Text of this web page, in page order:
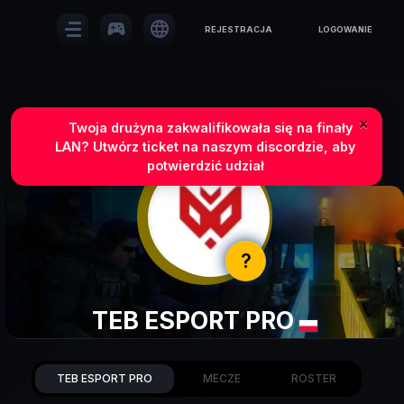
sports_esports language REJESTRACJA LOGOWANIE
×
Twoja drużyna zakwalifikowała się na finały
LAN? Utwórz ticket na naszym discordzie, aby
potwierdzić udział
?
TEB ESPORT PRO
TEB ESPORT PRO MECZE ROSTER